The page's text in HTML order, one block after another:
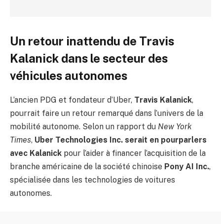
Un retour inattendu de Travis
Kalanick dans le secteur des
véhicules autonomes
L’ancien PDG et fondateur d’Uber, Travis Kalanick,
pourrait faire un retour remarqué dans l’univers de la
mobilité autonome. Selon un rapport du New York
Times, Uber Technologies Inc. serait en pourparlers
avec Kalanick pour l’aider à financer l’acquisition de la
branche américaine de la société chinoise Pony AI Inc.,
spécialisée dans les technologies de voitures
autonomes.